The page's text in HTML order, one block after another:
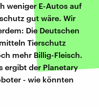
weniger E-Autos auf
gut wäre. Wir
Die Deutschen
Tierschutz
mehr Billig-Fleisch.
ergibt der Planetary
- wie könnten